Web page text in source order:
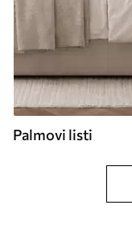
Palmovi listi